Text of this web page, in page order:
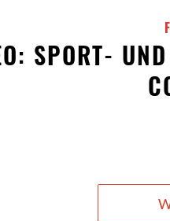
SPORT-